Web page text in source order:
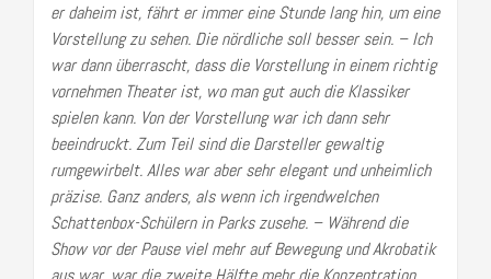
er daheim ist, fährt er immer eine Stunde lang hin, um eine
Vorstellung zu sehen. Die nördliche soll besser sein. – Ich
war dann überrascht, dass die Vorstellung in einem richtig
vornehmen Theater ist, wo man gut auch die Klassiker
spielen kann. Von der Vorstellung war ich dann sehr
beeindruckt. Zum Teil sind die Darsteller gewaltig
rumgewirbelt. Alles war aber sehr elegant und unheimlich
präzise. Ganz anders, als wenn ich irgendwelchen
Schattenbox-Schülern in Parks zusehe. – Während die
Show vor der Pause viel mehr auf Bewegung und Akrobatik